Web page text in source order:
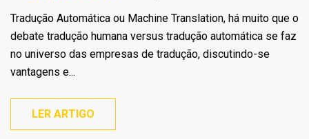
Tradução Automática ou Machine Translation, há muito que o
debate tradução humana versus tradução automática se faz
no universo das empresas de tradução, discutindo-se
vantagens e...
LER ARTIGO